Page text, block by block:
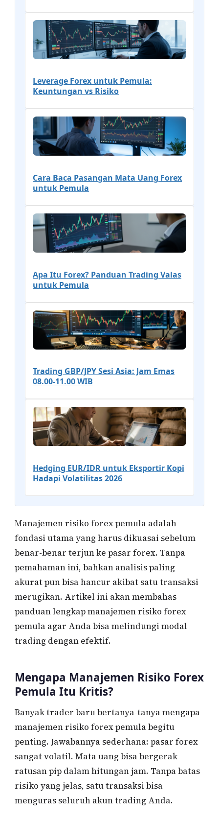
Leverage Forex untuk Pemula:
Keuntungan vs Risiko
Cara Baca Pasangan Mata Uang Forex
untuk Pemula
Apa Itu Forex? Panduan Trading Valas
untuk Pemula
Trading GBP/JPY Sesi Asia: Jam Emas
08.00-11.00 WIB
Hedging EUR/IDR untuk Eksportir Kopi
Hadapi Volatilitas 2026
Manajemen risiko forex pemula adalah
fondasi utama yang harus dikuasai sebelum
benar-benar terjun ke pasar forex. Tanpa
pemahaman ini, bahkan analisis paling
akurat pun bisa hancur akibat satu transaksi
merugikan. Artikel ini akan membahas
panduan lengkap manajemen risiko forex
pemula agar Anda bisa melindungi modal
trading dengan efektif.
Mengapa Manajemen Risiko Forex
Pemula Itu Kritis?
Banyak trader baru bertanya-tanya mengapa
manajemen risiko forex pemula begitu
penting. Jawabannya sederhana: pasar forex
sangat volatil. Mata uang bisa bergerak
ratusan pip dalam hitungan jam. Tanpa batas
risiko yang jelas, satu transaksi bisa
menguras seluruh akun trading Anda.